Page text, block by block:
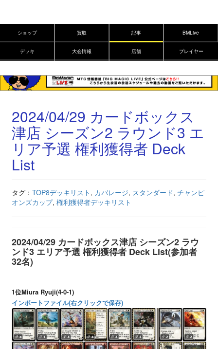
ショップ 買取 記事 BMLive
デッキ 大会情報 店舗 プレイヤー
2024/04/29 カードボックス
津店 シーズン2 ラウンド3 エ
リア予選 権利獲得者 Deck
List
タグ： TOP8デッキリスト , カバレージ, スタンダード, チャンピ
オンズカップ, 権利獲得者デッキリスト
2024/04/29 カードボックス津店 シーズン2 ラウ
ンド3 エリア予選 権利獲得者 Deck List(参加者
32名)
1位Miura Ryuji(4-0-1)
インポートファイル(右クリックで保存)